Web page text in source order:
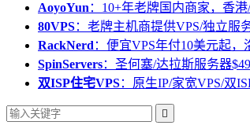
AoyoYun：10+年老牌国内商家，香
80VPS：老牌主机商提供VPS/独立服
RackNerd：便宜VPS年付10美元起
SpinServers：圣何塞/达拉斯服务器
双ISP住宅VPS：原生IP/家宽VPS/双
